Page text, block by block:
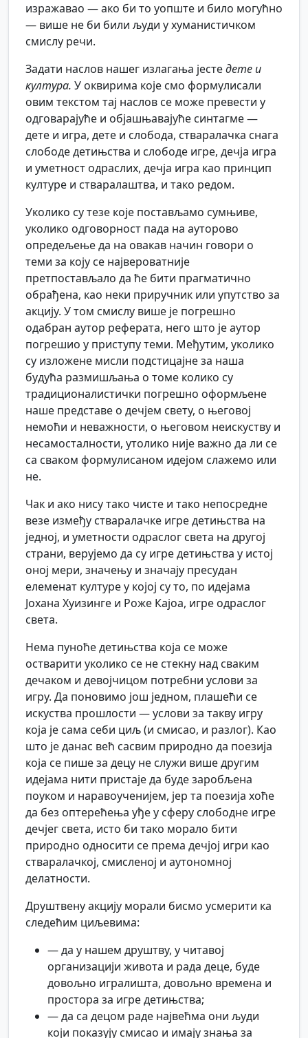
изражавао — ако би то уопште и било могућно
— више не би били људи у хуманистичком
смислу речи.
Задати наслов нашег излагања јестедете и
култура. У оквирима које смо формулисали
овим текстом тај наслов се може превести у
одговарајуће и објашњавајуће синтагме —
дете и игра, дете и слобода, стваралачка снага
слободе детињства и слободе игре, дечја игра
и уметност одраслих, дечја игра као принцип
културе и стваралаштва, и тако редом.
Уколико су тезе које постављамо сумњиве,
уколико одговорност пада на ауторово
опредељење да на овакав начин говори о
теми за коју се највероватније
претпостављало да ће бити прагматично
обрађена, као неки приручник или упутство за
акцију. У том смислу више је погрешно
одабран аутор реферата, него што је аутор
погрешио у приступу теми. Међутим, уколико
су изложене мисли подстицајне за наша
будућа размишљања о томе колико су
традиционалистички погрешно оформљене
наше представе о дечјем свету, о његовој
немоћи и неважности, о његовом неискуству и
несамосталности, утолико није важно да ли се
са сваком формулисаном идејом слажемо или
не.
Чак и ако нису тако чисте и тако непосредне
везе између стваралачке игре детињства на
једној, и уметности одраслог света на другој
страни, верујемо да су игре детињства у истој
оној мери, значењу и значају пресудан
елеменат културе у којој су то, по идејама
Јохана Хуизинге и Роже Кајоа, игре одраслог
света.
Нема пуноће детињства која се може
остварити уколико се не стекну над сваким
дечаком и девојчицом потребни услови за
игру. Да поновимо још једном, плашећи се
искуства прошлости — услови за такву игру
која је сама себи циљ (и смисао, и разлог). Као
што је данас већ сасвим природно да поезија
која се пише за децу не служи више другим
идејама нити пристаје да буде заробљена
поуком и наравоученијем, јер та поезија хоће
да без оптерећења уђе у сферу слободне игре
дечјег света, исто би тако морало бити
природно односити се према дечјој игри као
стваралачкој, смисленој и аутономној
делатности.
Друштвену акцију морали бисмо усмерити ка
следећим циљевима:
— да у нашем друштву, у читавој
организацији живота и рада деце, буде
довољно игралишта, довољно времена и
простора за игре детињства;
— да са децом раде највећма они људи
који показују смисао и имају знања за